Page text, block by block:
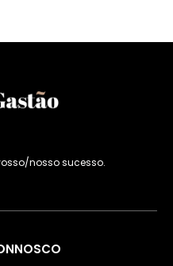
nosso sucesso.